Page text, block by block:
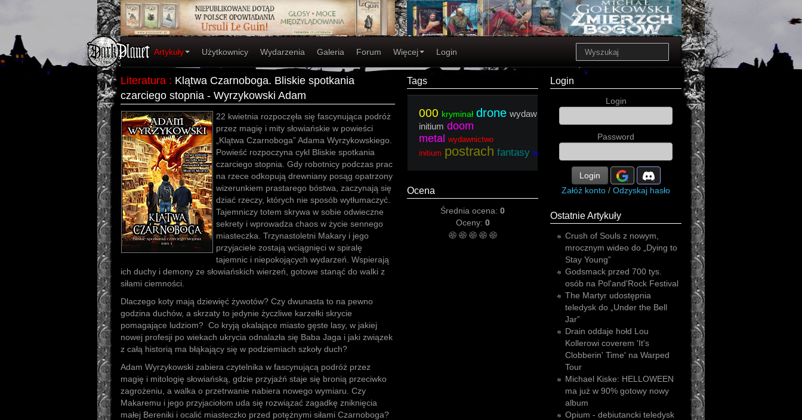
Artykuły Użytkownicy Wydarzenia Galeria Forum Więcej Login
Literatura : Klątwa Czarnoboga. Bliskie spotkania
czarciego stopnia - Wyrzykowski Adam
22 kwietnia rozpoczęła się fascynująca podróż
przez magię i mity słowiańskie w powieści
„Klątwa Czarnoboga” Adama Wyrzykowskiego.
Powieść rozpoczyna cykl Bliskie spotkania
czarciego stopnia. Gdy robotnicy podczas prac
na rzece odkopują drewniany posąg opatrzony
wizerunkiem prastarego bóstwa, zaczynają się
dziać rzeczy, których nie sposób wytłumaczyć.
Tajemniczy totem skrywa w sobie odwieczne
sekrety i wprowadza chaos w życie sennego
miasteczka. Trzynastoletni Makary i jego
przyjaciele zostają wciągnięci w spiralę
tajemnic i niepokojących wydarzeń. Wspierają
ich duchy i demony ze słowiańskich wierzeń, gotowe stanąć do walki z
siłami ciemności.
Dlaczego koty mają dziewięć żywotów? Czy dwunasta to na pewno
godzina duchów, a skrzaty to jedynie życzliwe karzełki skrycie
pomagające ludziom? Co kryją okalające miasto gęste lasy, w jakiej
nowej profesji po wiekach ukrycia odnalazła się Baba Jaga i jaki związek
z całą historią ma błąkający się w podziemiach szkoły duch?
Adam Wyrzykowski zabiera czytelnika w fascynującą podróż przez
magię i mitologię słowiańską, gdzie przyjaźń staje się bronią przeciwko
zagrożeniu, a walka o przetrwanie nabiera nowego wymiaru. Czy
Makaremu i jego przyjaciołom uda się rozwiązać zagadkę zniknięcia
małej Bereniki i ocalić miasteczko przed potężnymi siłami Czarnoboga?
Tags
000 kryminał drone wydawnictwo
initium doom
metal wydawnictwo
initium postrach fantasy kryminał
Ocena
Średnia ocena: 0
Oceny: 0
Login
Login
Password
Login
Załóż konto / Odzyskaj hasło
Ostatnie Artykuły
Crush of Souls z nowym,
mrocznym wideo do „Dying to
Stay Young”
Godsmack przed 700 tys.
osób na Pol'and'Rock Festival
The Martyr udostępnia
teledysk do „Under the Bell
Jar”
Drain oddaje hołd Lou
Kollerowi coverem 'It's
Clobberin' Time' na Warped
Tour
Michael Kiske: HELLOWEEN
ma już w 90% gotowy nowy
album
Opium - debiutancki teledysk